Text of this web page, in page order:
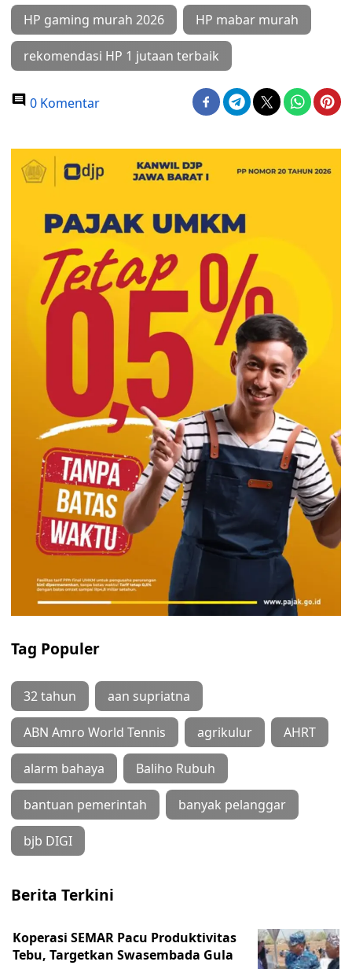
HP gaming murah 2026 HP mabar murah
rekomendasi HP 1 jutaan terbaik
0 Komentar
Tag Populer
32 tahun aan supriatna
ABN Amro World Tennis agrikulur AHRT
alarm bahaya Baliho Rubuh
bantuan pemerintah banyak pelanggar
bjb DIGI
Berita Terkini
Koperasi SEMAR Pacu Produktivitas
Tebu, Targetkan Swasembada Gula